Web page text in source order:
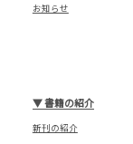
お知らせ
▼書籍の紹介
新刊の紹介